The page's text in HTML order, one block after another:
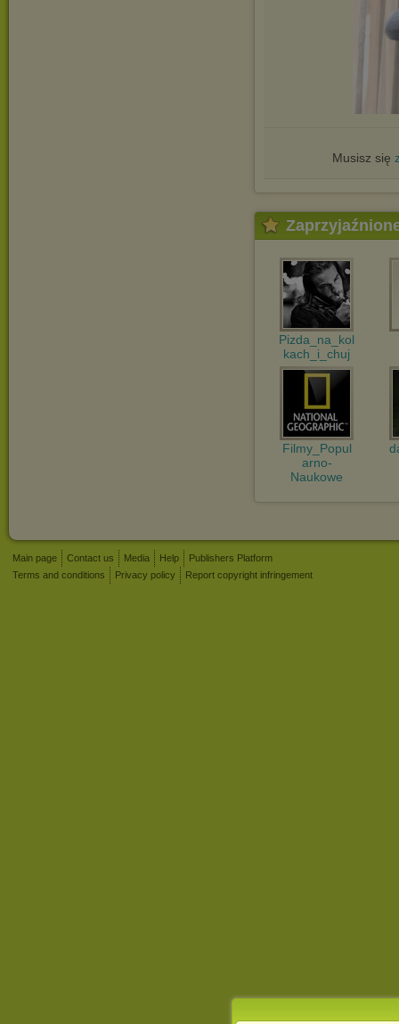
Musisz się
Pizda_na_kol
kach_i_chuj
Filmy_Popul
arno-
Naukowe
Main page Contact us Media Help
Publishers Platform
Terms and conditions
Privacy policy Report copyright infringement